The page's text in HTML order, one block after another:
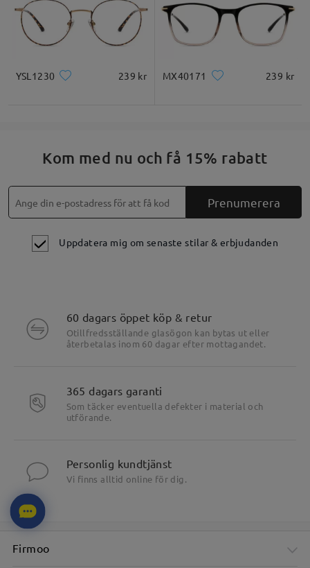
YSL1230 239 kr MX40171 239 kr
Kom med nu och få 15% rabatt
Prenumerera
Uppdatera mig om senaste stilar & erbjudanden
60 dagars öppet köp & retur
Otillfredsställande glasögon kan bytas ut eller
återbetalas inom 60 dagar efter mottagandet.
365 dagars garanti
Som täcker eventuella defekter i material och
utförande.
Personlig kundtjänst
Vi finns alltid online för dig.
Firmoo